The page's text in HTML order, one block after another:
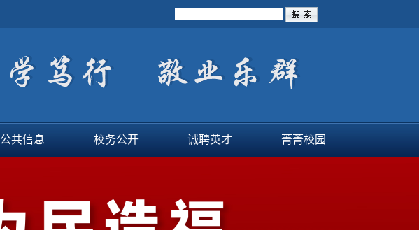
公共信息 校务公开 诚聘英才 菁菁校园